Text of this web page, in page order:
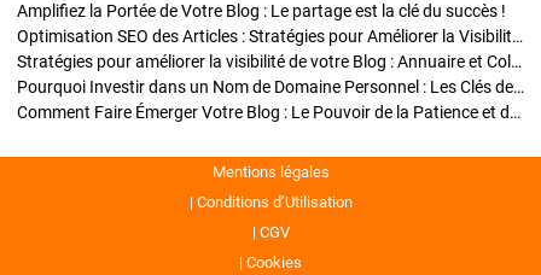
Amplifiez la Portée de Votre Blog : Le partage est la clé du succès !
Optimisation SEO des Articles : Stratégies pour Améliorer la Visibilité de Votre Blog
Stratégies pour améliorer la visibilité de votre Blog : Annuaire et Collaborations
Pourquoi Investir dans un Nom de Domaine Personnel : Les Clés de la Réussite de Votre Blog
Comment Faire Émerger Votre Blog : Le Pouvoir de la Patience et de la Persévérance
Mentions légales
Conditions d’Utilisation
CGV
Cookies